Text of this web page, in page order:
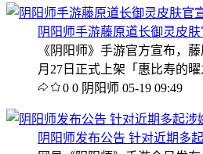
阴阳师手游藤原道长御灵皮
《阴阳师》手游官方宣布，
月27日正式上架「惠比寿的
0 0 阴阳师 05-19 09:49
阴阳师发布公告 针对近期多